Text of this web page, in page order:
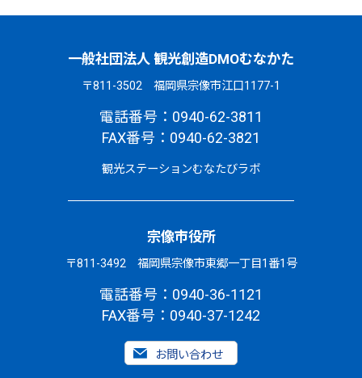
一般社団法人 観光創造DMOむなかた
〒811-3502 福岡県宗像市江口1177-1
電話番号：0940-62-3811
FAX番号：0940-62-3821
観光ステーションむなたびラボ
宗像市役所
〒811-3492 福岡県宗像市東郷一丁目1番1号
電話番号：0940-36-1121
FAX番号：0940-37-1242
お問い合わせ